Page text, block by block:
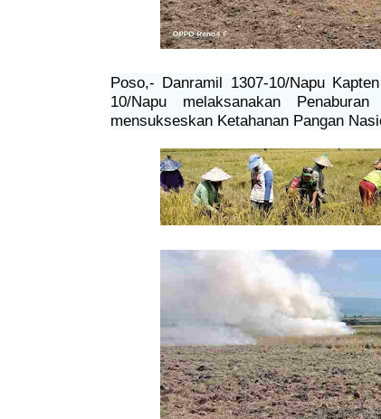
Poso,- Danramil 1307-10/Napu
10/Napu melaksanakan
mensukseskan Ketahanan Pangan